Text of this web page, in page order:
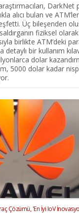
DarkNet
alıcı bulan ve
Üç bileşenden
saldırganın fiziksel
birlikte ATM’deki
detaylı bir kullanım
dolar
5000 dolar kadar
Çözümü, 'En İyi IoV